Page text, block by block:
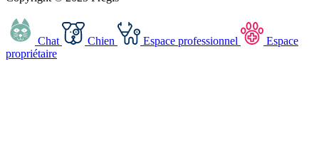
Chat Chien Espace professionnel
Espace
propriétaire